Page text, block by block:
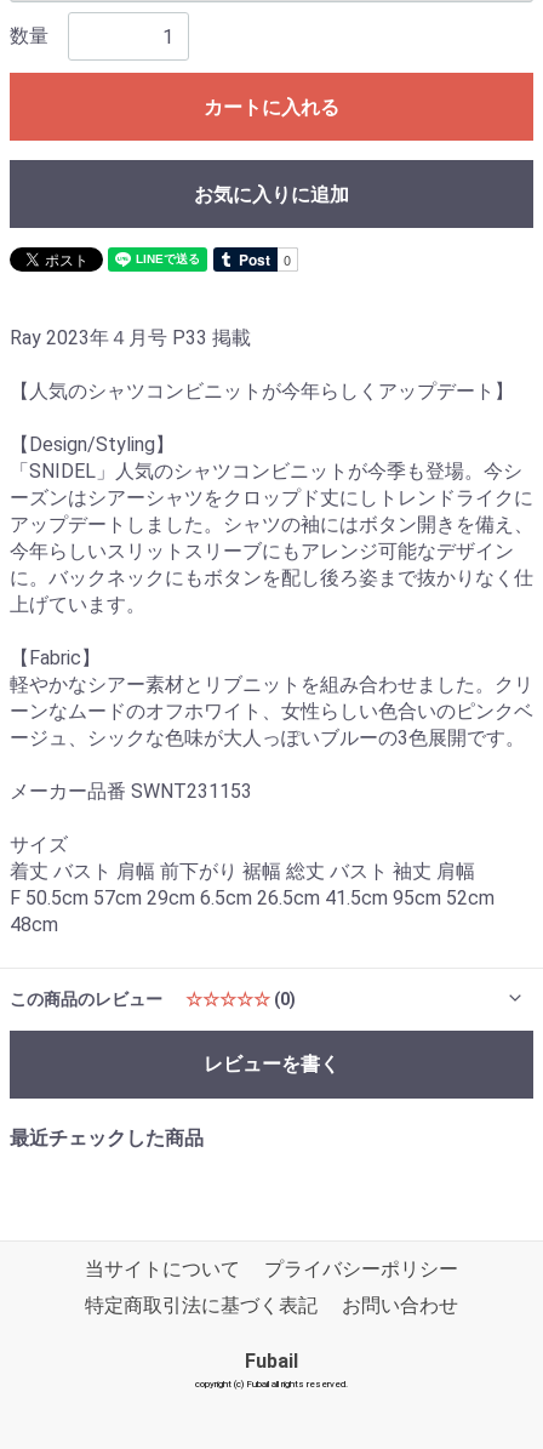
数量
カートに入れる
お気に入りに追加
Ray 2023年４月号 P33 掲載
【人気のシャツコンビニットが今年らしくアップデート】
【Design/Styling】
「SNIDEL」人気のシャツコンビニットが今季も登場。今シ
ーズンはシアーシャツをクロップド丈にしトレンドライクに
アップデートしました。シャツの袖にはボタン開きを備え、
今年らしいスリットスリーブにもアレンジ可能なデザイン
に。バックネックにもボタンを配し後ろ姿まで抜かりなく仕
上げています。
【Fabric】
軽やかなシアー素材とリブニットを組み合わせました。クリ
ーンなムードのオフホワイト、女性らしい色合いのピンクベ
ージュ、シックな色味が大人っぽいブルーの3色展開です。
メーカー品番 SWNT231153
サイズ
着丈 バスト 肩幅 前下がり 裾幅 総丈 バスト 袖丈 肩幅
F 50.5cm 57cm 29cm 6.5cm 26.5cm 41.5cm 95cm 52cm
48cm
この商品のレビュー ☆☆☆☆☆ (0)
レビューを書く
最近チェックした商品
当サイトについて
プライバシーポリシー
特定商取引法に基づく表記
お問い合わせ
Fubail
copyright (c) Fubail all rights reserved.